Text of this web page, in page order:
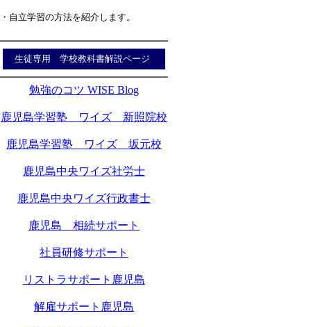
・自立学習の方法を紹介します。
生徒専用 学校教科書解説ページ
勉強のコツ WISE Blog
鹿児島学習塾 ワイズ 新照院校
鹿児島学習塾 ワイズ 坂元校
鹿児島中央ワイズ社労士
鹿児島中央ワイズ行政書士
鹿児島 相続サポート
社員研修サポート
リストラサポート鹿児島
解雇サポート鹿児島